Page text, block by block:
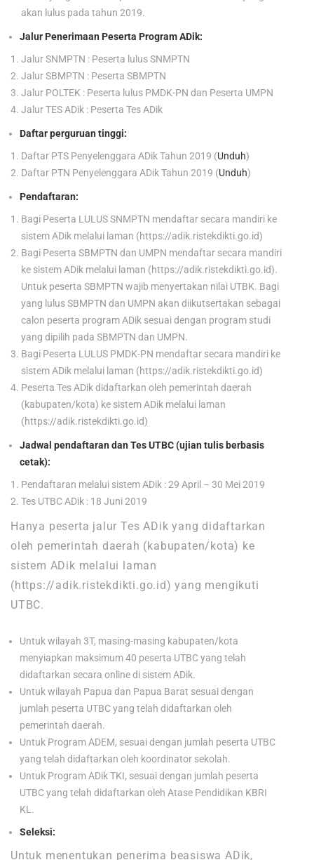
akan lulus pada tahun 2019.
Jalur Penerimaan Peserta Program ADik:
Jalur SNMPTN : Peserta lulus SNMPTN
Jalur SBMPTN : Peserta SBMPTN
Jalur POLTEK : Peserta lulus PMDK-PN dan Peserta UMPN
Jalur TES ADik : Peserta Tes ADik
Daftar perguruan tinggi:
Daftar PTS Penyelenggara ADik Tahun 2019 (Unduh)
Daftar PTN Penyelenggara ADik Tahun 2019 (Unduh)
Pendaftaran:
Bagi Peserta LULUS SNMPTN mendaftar secara mandiri ke
sistem ADik melalui laman (https://adik.ristekdikti.go.id)
Bagi Peserta SBMPTN dan UMPN mendaftar secara mandiri
ke sistem ADik melalui laman (https://adik.ristekdikti.go.id).
Untuk peserta SBMPTN wajib menyertakan nilai UTBK. Bagi
yang lulus SBMPTN dan UMPN akan diikutsertakan sebagai
calon peserta program ADik sesuai dengan program studi
yang dipilih pada SBMPTN dan UMPN.
Bagi Peserta LULUS PMDK-PN mendaftar secara mandiri ke
sistem ADik melalui laman (https://adik.ristekdikti.go.id)
Peserta Tes ADik didaftarkan oleh pemerintah daerah
(kabupaten/kota) ke sistem ADik melalui laman
(https://adik.ristekdikti.go.id)
Jadwal pendaftaran dan Tes UTBC (ujian tulis berbasis
cetak):
Pendaftaran melalui sistem ADik : 29 April – 30 Mei 2019
Tes UTBC ADik : 18 Juni 2019
Hanya peserta jalur Tes ADik yang didaftarkan
oleh pemerintah daerah (kabupaten/kota) ke
sistem ADik melalui laman
(https://adik.ristekdikti.go.id) yang mengikuti
UTBC.
Untuk wilayah 3T, masing-masing kabupaten/kota
menyiapkan maksimum 40 peserta UTBC yang telah
didaftarkan secara online di sistem ADik.
Untuk wilayah Papua dan Papua Barat sesuai dengan
jumlah peserta UTBC yang telah didaftarkan oleh
pemerintah daerah.
Untuk Program ADEM, sesuai dengan jumlah peserta UTBC
yang telah didaftarkan oleh koordinator sekolah.
Untuk Program ADik TKI, sesuai dengan jumlah peserta
UTBC yang telah didaftarkan oleh Atase Pendidikan KBRI
KL.
Seleksi:
Untuk menentukan penerima beasiswa ADik,